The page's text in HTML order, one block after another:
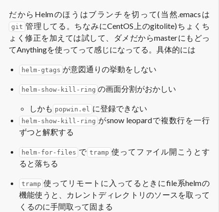
だからHelmのほうはブランチを切って(当然.emacsは
git 管理してる。ちなみにCentOS上のgitolite)ちょくち
ょく修正を加えては試して、ダメだからmasterにもどっ
てAnythingを使ってって感じになってる。具体的には
helm-gtags が意図通りの挙動をしない
helm-show-kill-ring の画面分割がおかしい
しかも popwin.el に登録できない
helm-show-kill-ring がsnow leopardで複数行を一行
ずつと解釈する
helm-for-files で tramp 使ってファイル開こうとす
ると落ちる
tramp 使ってリモートに入ってるときにfile系helmの
機能使うと、カレントディレクトリのソースを取って
くるのに手間取って固まる